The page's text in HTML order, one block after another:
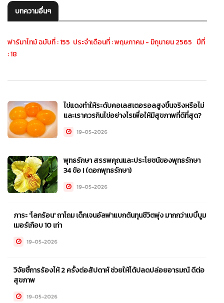
บทความอื่นๆ
ฟาร์มาไทม์ ฉบับที่ : 155 ประจำเดือนที่ : พฤษภาคม - มิถุนายน 2565 ปีที่
: 18
ไข่แดงทำให้ระดับคอเลสเตอรอลสูงขึ้นจริงหรือไม่
และเราควรกินไข่อย่างไรเพื่อให้มีสุขภาพที่ดีที่สุด?
19-05-2026
พุทธรักษา สรรพคุณและประโยชน์ของพุทธรักษา
34 ข้อ ! (ดอกพุทธรักษา)
19-05-2026
ภาระ 'โลกร้อน' ถาโถม เด็กเจนอัลฟาแบกต้นทุนชีวิตพุ่ง มากกว่าเบบี้บูม
เมอร์เกือบ 10 เท่า
19-05-2026
วิจัยชี้การร้องไห้ 2 ครั้งต่อสัปดาห์ ช่วยให้ได้ปลดปล่อยอารมณ์ ดีต่อ
สุขภาพ
19-05-2026